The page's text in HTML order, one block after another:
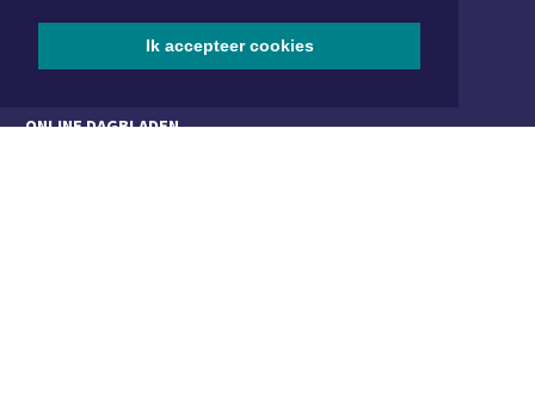
Ik accepteer cookies
ONLINE DAGBLADEN